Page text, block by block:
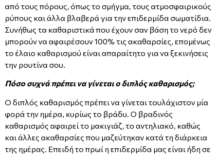
από τους πόρους, όπως το σμήγμα, τους ατμοσφαιρικούς
ρύπους και άλλα βλαβερά για την επιδερμίδα σωματίδια.
Συνήθως τα καθαριστικά που έχουν σαν βάση το νερό δεν
μπορούν να αφαιρέσουν 100% τις ακαθαρσίες, επομένως
το έλαιο καθαρισμού είναι απαραίτητο για να ξεκινήσεις
την ρουτίνα σου.
Πόσο συχνά πρέπει να γίνεται ο διπλός καθαρισμός;
Ο διπλός καθαρισμός πρέπει να γίνεται τουλάχιστον μία
φορά την ημέρα, κυρίως το βράδυ. Ο βραδινός
καθαρισμός αφαιρεί το μακιγιάζ, το αντηλιακό, καθώς
και άλλες ακαθαρσίες που μαζεύτηκαν κατά τη διάρκεια
της ημέρας. Επειδή το πρωί η επιδερμίδα μας είναι ήδη σε